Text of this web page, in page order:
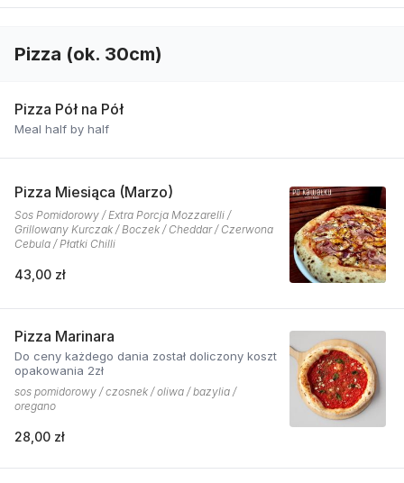
Pizza (ok. 30cm)
Pizza Pół na Pół
Meal half by half
Pizza Miesiąca (Marzo)
Sos Pomidorowy / Extra Porcja Mozzarelli /
Grillowany Kurczak / Boczek / Cheddar / Czerwona
Cebula / Płatki Chilli
43,00 zł
Pizza Marinara
Do ceny każdego dania został doliczony koszt
opakowania 2zł
sos pomidorowy / czosnek / oliwa / bazylia /
oregano
28,00 zł